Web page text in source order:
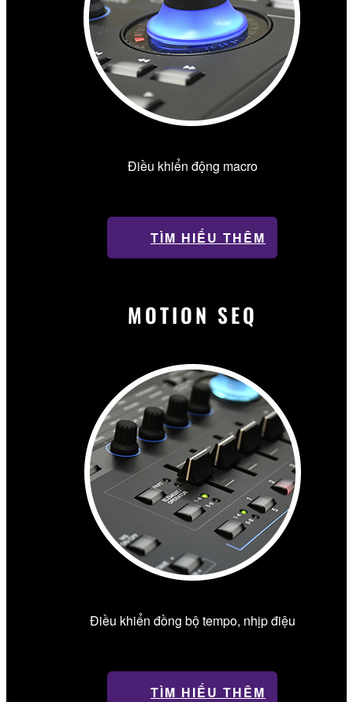
Điều khiển động macro
TÌM HIỂU THÊM
MOTION SEQ
Điều khiển đồng bộ tempo, nhịp điệu
TÌM HIỂU THÊM